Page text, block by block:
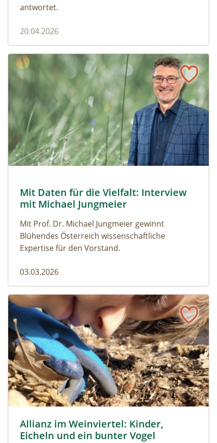
antwortet.
20.04.2026
Naturmagazin: Mit Daten für die Vielfalt: Interview mit
Naturmagazin: Mit Daten für die Vielfalt: Interview mit
Mit Daten für die Vielfalt: Interview
mit Michael Jungmeier
Mit Prof. Dr. Michael Jungmeier gewinnt
Blühendes Österreich wissenschaftliche
Expertise für den Vorstand.
03.03.2026
Mit Daten für die Vielfalt: Interview mit Michael Jungmeier
Allianz im Weinviertel: Kinder,
Eicheln und ein bunter Vogel
Allianz im Weinviertel: Kinder, Eicheln und ein bunter